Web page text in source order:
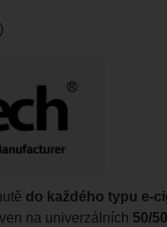
do každého typu e-
na univerzálních 50/50